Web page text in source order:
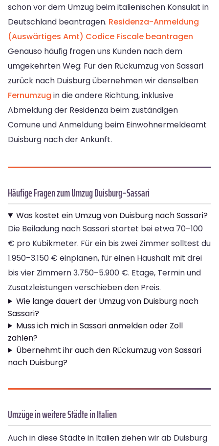
schon vor dem Umzug beim italienischen Konsulat in
Deutschland beantragen. Residenza-Anmeldung
(Auswärtiges Amt) Codice Fiscale beantragen
Genauso häufig fragen uns Kunden nach dem
umgekehrten Weg: Für den Rückumzug von Sassari
zurück nach Duisburg übernehmen wir denselben
Fernumzug in die andere Richtung, inklusive
Abmeldung der Residenza beim zuständigen
Comune und Anmeldung beim Einwohnermeldeamt
Duisburg nach der Ankunft.
Häufige Fragen zum Umzug Duisburg–Sassari
Was kostet ein Umzug von Duisburg nach Sassari?
Die Beiladung nach Sassari startet bei etwa 70–100
€ pro Kubikmeter. Für ein bis zwei Zimmer solltest du
1.950–3.150 € einplanen, für einen Haushalt mit drei
bis vier Zimmern 3.750–5.900 €. Etage, Termin und
Zusatzleistungen verschieben den Preis.
Wie lange dauert der Umzug von Duisburg nach
Sassari?
Muss ich mich in Sassari anmelden oder Zoll
zahlen?
Übernehmt ihr auch den Rückumzug von Sassari
nach Duisburg?
Umzüge in weitere Städte in Italien
Auch in diese Städte in Italien ziehen wir ab Duisburg